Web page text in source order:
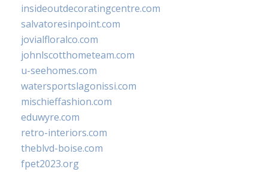
insideoutdecoratingcentre.com
salvatoresinpoint.com
jovialfloralco.com
johnlscotthometeam.com
u-seehomes.com
watersportslagonissi.com
mischieffashion.com
eduwyre.com
retro-interiors.com
theblvd-boise.com
fpet2023.org